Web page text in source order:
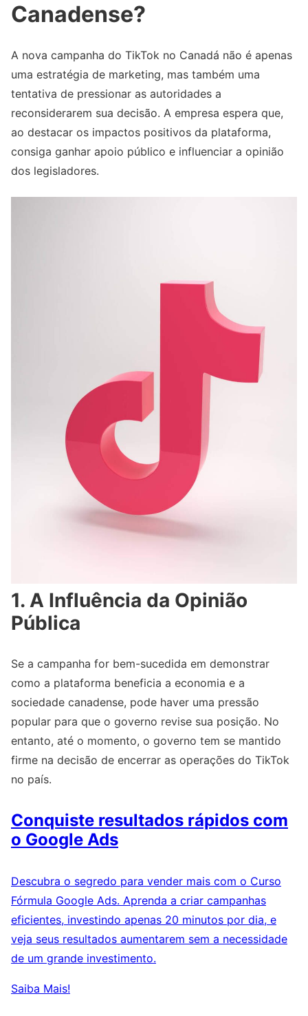
Canadense?
A nova campanha do TikTok no Canadá não é apenas
uma estratégia de marketing, mas também uma
tentativa de pressionar as autoridades a
reconsiderarem sua decisão. A empresa espera que,
ao destacar os impactos positivos da plataforma,
consiga ganhar apoio público e influenciar a opinião
dos legisladores.
1. A Influência da Opinião
Pública
Se a campanha for bem-sucedida em demonstrar
como a plataforma beneficia a economia e a
sociedade canadense, pode haver uma pressão
popular para que o governo revise sua posição. No
entanto, até o momento, o governo tem se mantido
firme na decisão de encerrar as operações do TikTok
no país.
Conquiste resultados rápidos com
o Google Ads
Descubra o segredo para vender mais com o Curso
Fórmula Google Ads. Aprenda a criar campanhas
eficientes, investindo apenas 20 minutos por dia, e
veja seus resultados aumentarem sem a necessidade
de um grande investimento.
Saiba Mais!